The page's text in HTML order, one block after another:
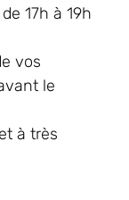
17h à 19h
vos
le
à très